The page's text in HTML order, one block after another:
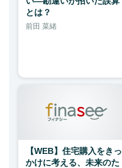
とは？
前田 菜緒
【WEB】住宅購入をきっ
かけに考える、未来のた